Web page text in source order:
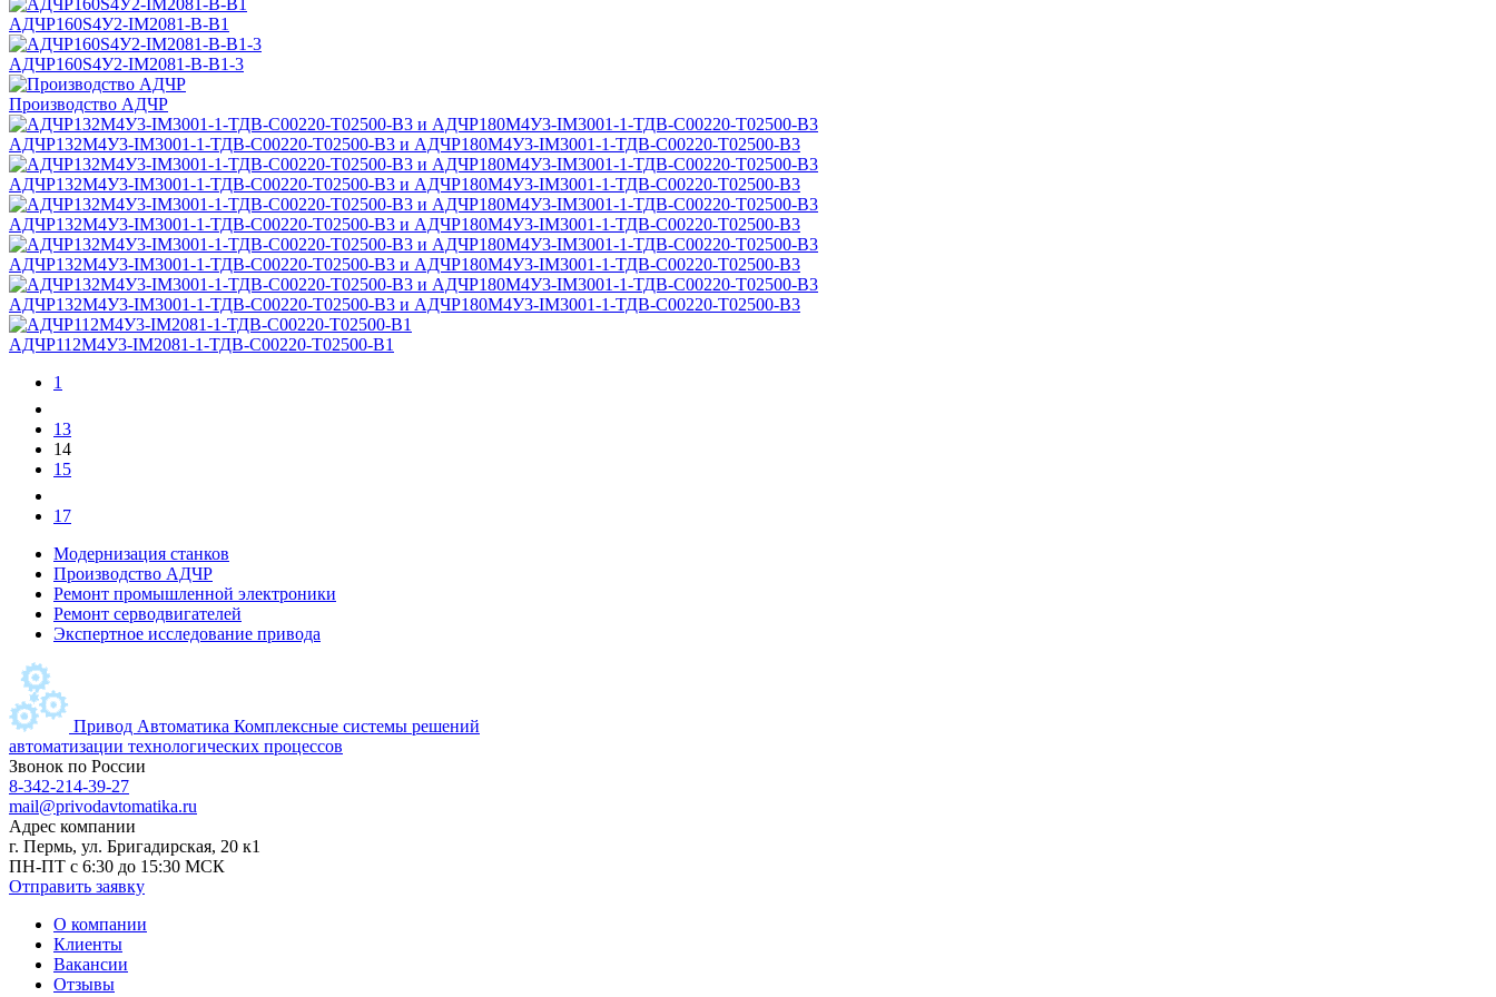
АДЧР160S4У2-IM2081-B-B1
АДЧР160S4У2-IM2081-B-B1-3
Производство АДЧР
АДЧР132М4У3-IM3001-1-ТДВ-С00220-Т02500-B3 и АДЧР180М4У3-IM3001-1-ТДВ-С00220-Т02500-B3
АДЧР132М4У3-IM3001-1-ТДВ-С00220-Т02500-B3 и АДЧР180М4У3-IM3001-1-ТДВ-С00220-Т02500-B3
АДЧР132М4У3-IM3001-1-ТДВ-С00220-Т02500-B3 и АДЧР180М4У3-IM3001-1-ТДВ-С00220-Т02500-B3
АДЧР132М4У3-IM3001-1-ТДВ-С00220-Т02500-B3 и АДЧР180М4У3-IM3001-1-ТДВ-С00220-Т02500-B3
АДЧР132М4У3-IM3001-1-ТДВ-С00220-Т02500-B3 и АДЧР180М4У3-IM3001-1-ТДВ-С00220-Т02500-B3
АДЧР112М4У3-IM2081-1-ТДВ-С00220-Т02500-B1
1
13
14
15
17
Модернизация станков
Производство АДЧР
Ремонт промышленной электроники
Ремонт серводвигателей
Экспертное исследование привода
Привод Автоматика Комплексные системы решений
автоматизации технологических процессов
Звонок по России
8-342-214-39-27
mail@privodavtomatika.ru
Адрес компании
г. Пермь, ул. Бригадирская, 20 к1
ПН-ПТ с 6:30 до 15:30 МСК
Отправить заявку
О компании
Клиенты
Вакансии
Отзывы